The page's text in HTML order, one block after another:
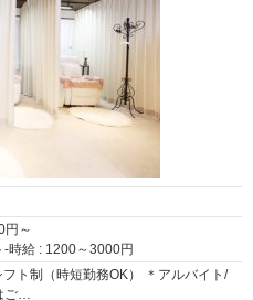
円～
-時給 : 1200～3000円
ト制（時短勤務OK） ＊アルバイト/
ご…